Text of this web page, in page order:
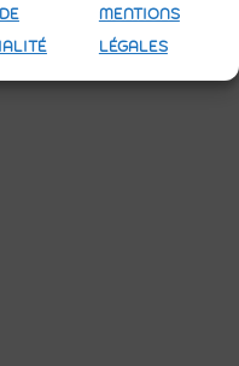
MENTIONS
LÉGALES